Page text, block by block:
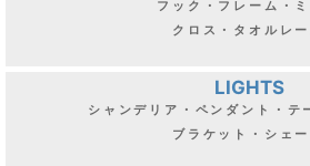
フック・フレーム・
クロス・タオルレ
LIGHTS
シャンデリア・ペンダント・テ
ブラケット・シェー